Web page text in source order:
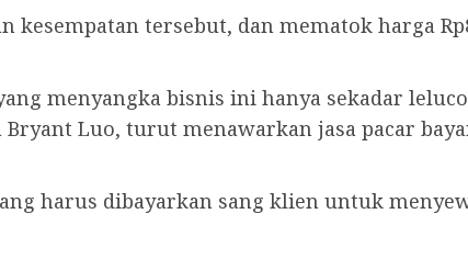
kesempatan tersebut, dan mematok harga
menyangka bisnis ini hanya sekadar
Luo, turut menawarkan jasa pacar
harus dibayarkan sang klien untuk